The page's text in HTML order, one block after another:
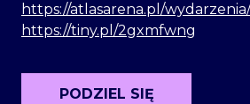
https://atlasarena.pl/
https://tiny.pl/2gxmfwng
PODZIEL SIĘ